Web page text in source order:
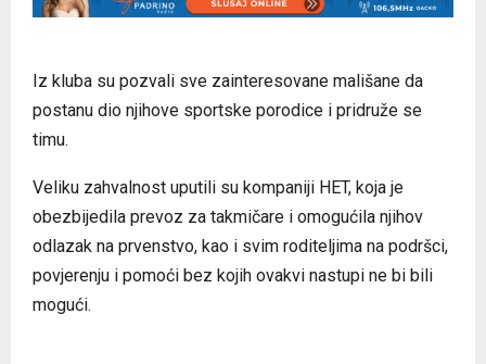
Iz kluba su pozvali sve zainteresovane mališane da
postanu dio njihove sportske porodice i pridruže se
timu.
Veliku zahvalnost uputili su kompaniji HET, koja je
obezbijedila prevoz za takmičare i omogućila njihov
odlazak na prvenstvo, kao i svim roditeljima na podršci,
povjerenju i pomoći bez kojih ovakvi nastupi ne bi bili
mogući.